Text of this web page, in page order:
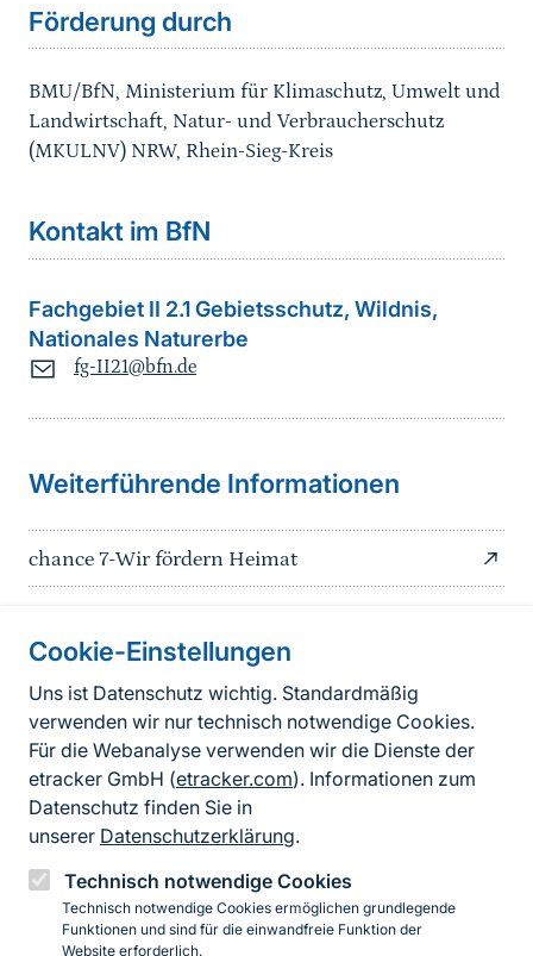
Cookie-Einstellungen
Uns ist Datenschutz wichtig. Standardmäßig
verwenden wir nur technisch notwendige Cookies.
Für die Webanalyse verwenden wir die Dienste der
etracker GmbH (etracker.com). Informationen zum
Datenschutz finden Sie in
unserer Datenschutzerklärung.
Technisch notwendige Cookies
Technisch notwendige Cookies ermöglichen grundlegende
Funktionen und sind für die einwandfreie Funktion der
Website erforderlich.
Förderung durch
BMU/BfN, Ministerium für Klimaschutz, Umwelt und
Landwirtschaft, Natur- und Verbraucherschutz
(MKULNV) NRW, Rhein-Sieg-Kreis
Kontakt im BfN
Fachgebiet II 2.1 Gebietsschutz, Wildnis,
Nationales Naturerbe
fg-II21@bfn.de
Sprungmarke
Weiterführende Informationen
chance 7-Wir fördern Heimat
Informationen zur Seite
FußzeileKontakt zum BfN
Kontaktformular
Erklärung zur Barrierefreiheit
Impressum
Datenschutz